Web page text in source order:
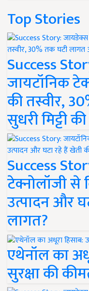
Top Stories
Success
जायटॉनिक
की तस्वीर,
सुधरी मिट्टी
Success
टेक्नोलॉजी
उत्पादन और
लागत?
एथेनॉल का
सुरक्षा की